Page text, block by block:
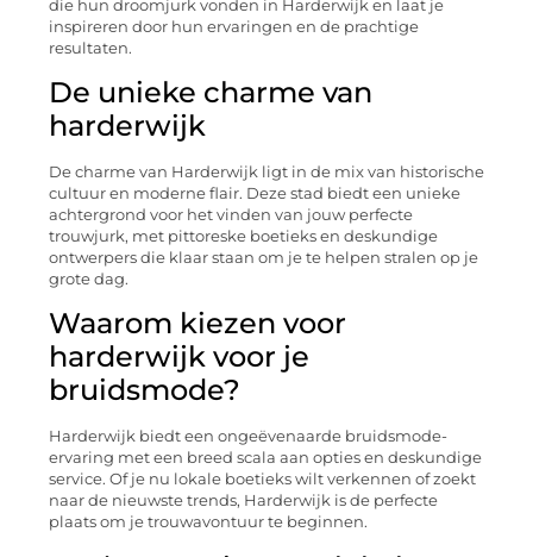
die hun droomjurk vonden in Harderwijk en laat je
inspireren door hun ervaringen en de prachtige
resultaten.
De unieke charme van
harderwijk
De charme van Harderwijk ligt in de mix van historische
cultuur en moderne flair. Deze stad biedt een unieke
achtergrond voor het vinden van jouw perfecte
trouwjurk, met pittoreske boetieks en deskundige
ontwerpers die klaar staan om je te helpen stralen op je
grote dag.
Waarom kiezen voor
harderwijk voor je
bruidsmode?
Harderwijk biedt een ongeëvenaarde bruidsmode-
ervaring met een breed scala aan opties en deskundige
service. Of je nu lokale boetieks wilt verkennen of zoekt
naar de nieuwste trends, Harderwijk is de perfecte
plaats om je trouwavontuur te beginnen.